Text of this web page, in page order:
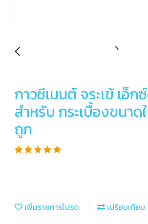
กาวซีเมนต์ จระเข้ เอ็ก
สำหรับ กระเบื้องขนา
ถูก
เพิ่มรายการโปรด
เปรียบเทียบ